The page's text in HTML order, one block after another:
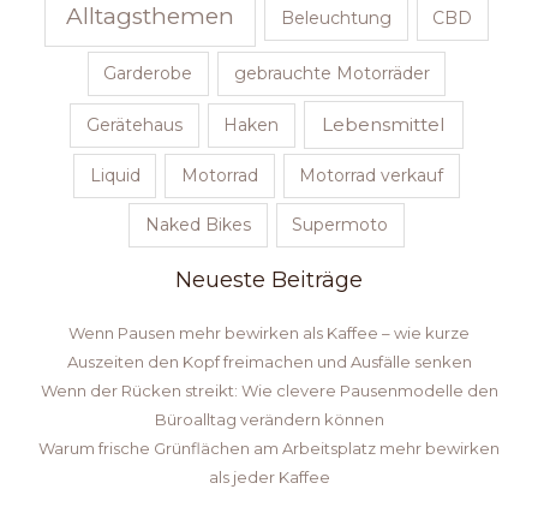
Alltagsthemen Beleuchtung CBD
Garderobe gebrauchte Motorräder
Gerätehaus Haken Lebensmittel
Liquid Motorrad Motorrad verkauf
Naked Bikes Supermoto
Neueste Beiträge
Wenn Pausen mehr bewirken als Kaffee – wie kurze
Auszeiten den Kopf freimachen und Ausfälle senken
Wenn der Rücken streikt: Wie clevere Pausenmodelle den
Büroalltag verändern können
Warum frische Grünflächen am Arbeitsplatz mehr bewirken
als jeder Kaffee